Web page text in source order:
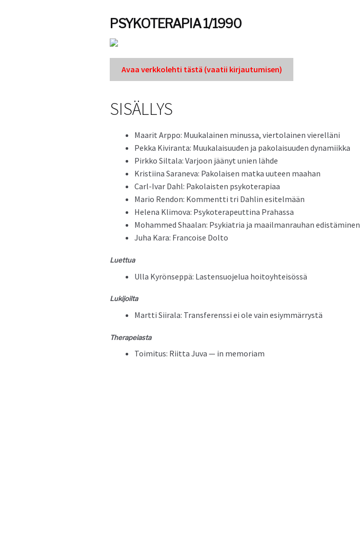
PSYKOTERAPIA 1/1990
Avaa verkkole­hti tästä (vaatii kir­jau­tu­misen)
SISÄLLYS
Maar­it Arp­po: Muukalainen minus­sa, vier­to­lainen vierelläni
Pekka Kivi­ran­ta: Muukalaisu­u­den ja pako­laisu­u­den dynamiikka
Pirkko Sil­ta­la: Var­joon jäänyt unien lähde
Kris­ti­ina Sarane­va: Pako­laisen mat­ka uuteen maahan
Carl-Ivar Dahl: Pako­lais­ten psykoterapiaa
Mario Ren­don: Kom­ment­ti tri Dahlin esitelmään
Hele­na Klimo­va: Psykoter­apeut­ti­na Prahassa
Mohammed Shaalan: Psyki­a­tria ja maail­man­rauhan edistäminen
Juha Kara: Fran­coise Dolto
Luet­tua
Ulla Kyrönsep­pä: Las­ten­suo­jelua hoitoyhteisössä
Luk­i­joil­ta
Mart­ti Siirala: Trans­fer­enssi ei ole vain esiymmärrystä
Ther­a­peias­ta
Toim­i­tus: Riit­ta Juva — in memoriam